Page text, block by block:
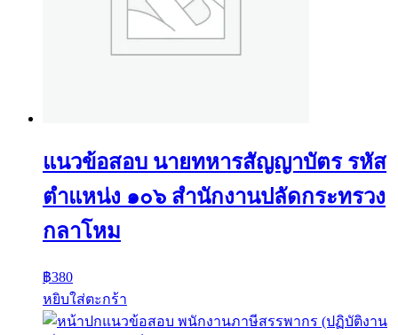
แนวข้อสอบ นายทหารสัญญาบัตร รหัส
ตำแหน่ง ๑๐๖ สำนักงานปลัดกระทรวง
กลาโหม
฿380
หยิบใส่ตะกร้า